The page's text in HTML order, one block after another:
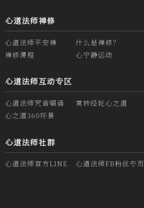
心道法师禅修
心道法师平安禅 什么是禅修？
禅修课程
心宁静运动
心道法师互动专区
心道法师咒音唱诵 常转经轮心之道
心之道360环景
心道法师社群
心道法师官方LINE 心道法师FB粉丝专页